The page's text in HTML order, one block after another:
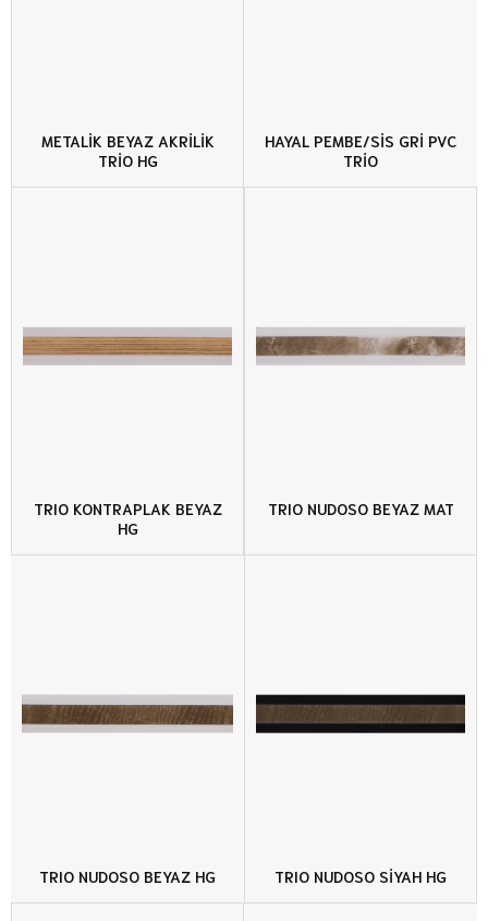
METALİK BEYAZ AKRİLİK
TRİO HG
HAYAL PEMBE/SİS GRİ PVC
TRİO
TRIO KONTRAPLAK BEYAZ
HG
TRIO NUDOSO BEYAZ MAT
TRIO NUDOSO BEYAZ HG TRIO NUDOSO SİYAH HG